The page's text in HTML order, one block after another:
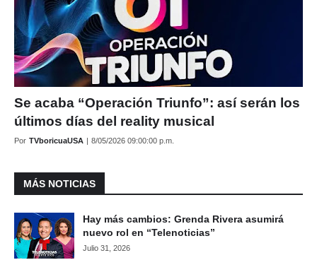
Se acaba “Operación Triunfo”: así serán los
últimos días del reality musical
Por TVboricuaUSA | 8/05/2026 09:00:00 p.m.
MÁS NOTICIAS
Hay más cambios: Grenda Rivera asumirá
nuevo rol en “Telenoticias”
Julio 31, 2026